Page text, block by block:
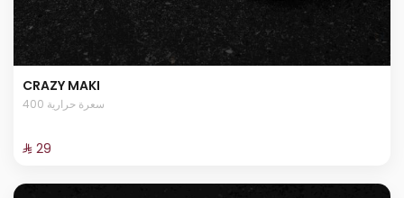
CRAZY MAKI
400 سعرة حرارية
⁨⁦‪‬ 29⁩